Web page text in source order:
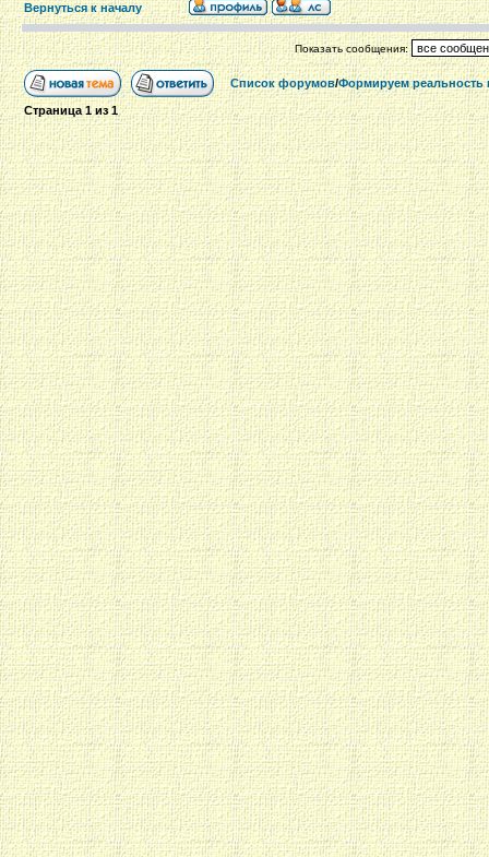
Вернуться к началу
Показать сообщения:
Список форумов/Формируем реальность
Страница1из1